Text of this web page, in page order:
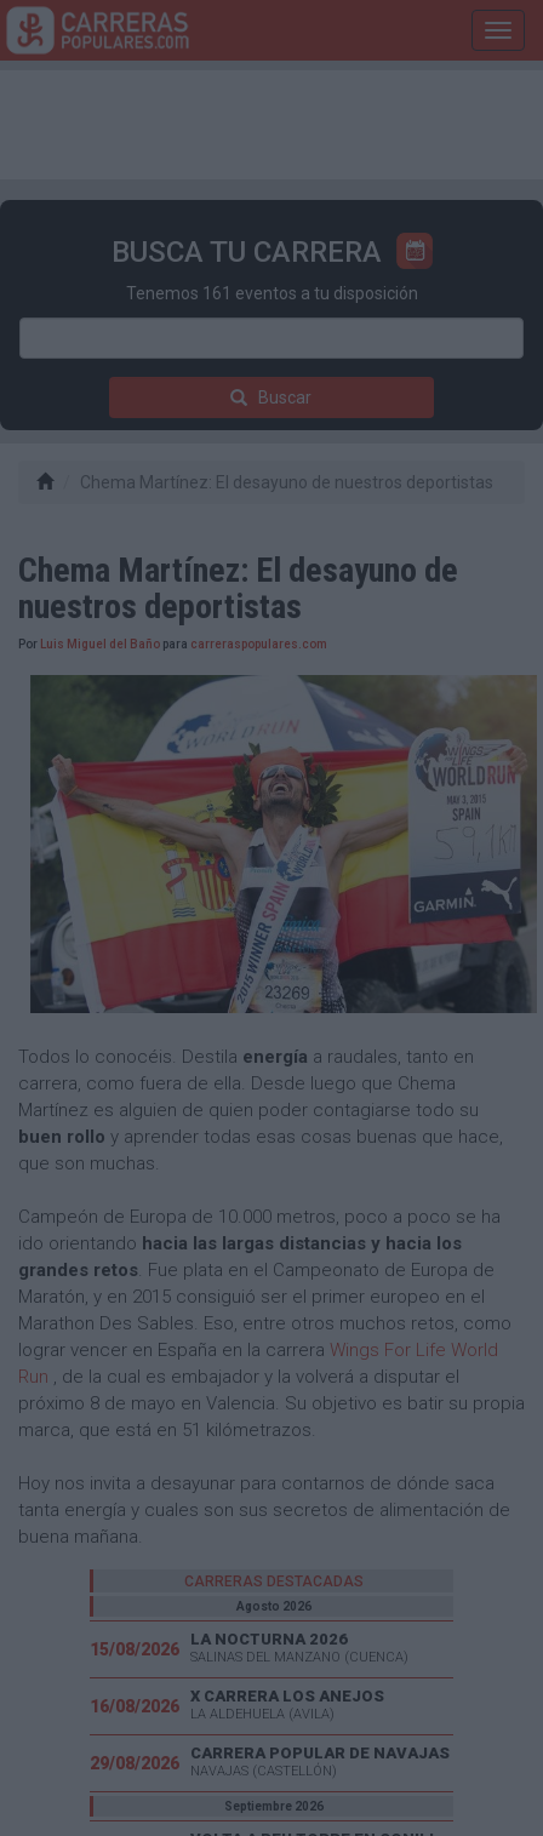
BUSCA TU CARRERA
Tenemos 161 eventos a tu disposición
Buscar
Chema Martínez: El desayuno de nuestros deportistas
Chema Martínez: El desayuno de
nuestros deportistas
Por Luis Miguel del Baño para carreraspopulares.com
Todos lo conocéis. Destila energía a raudales, tanto en
carrera, como fuera de ella. Desde luego que Chema
Martínez es alguien de quien poder contagiarse todo su
buen rollo y aprender todas esas cosas buenas que hace,
que son muchas.
Campeón de Europa de 10.000 metros, poco a poco se ha
ido orientando hacia las largas distancias y hacia los
grandes retos. Fue plata en el Campeonato de Europa de
Maratón, y en 2015 consiguió ser el primer europeo en el
Marathon Des Sables. Eso, entre otros muchos retos, como
lograr vencer en España en la carrera Wings For Life World
Run , de la cual es embajador y la volverá a disputar el
próximo 8 de mayo en Valencia. Su objetivo es batir su propia
marca, que está en 51 kilómetrazos.
Hoy nos invita a desayunar para contarnos de dónde saca
tanta energía y cuales son sus secretos de alimentación de
buena mañana.
CARRERAS DESTACADAS
Agosto 2026
15/08/2026
LA NOCTURNA 2026
SALINAS DEL MANZANO (CUENCA)
16/08/2026
X CARRERA LOS ANEJOS
LA ALDEHUELA (AVILA)
29/08/2026
CARRERA POPULAR DE NAVAJAS
NAVAJAS (CASTELLÓN)
Septiembre 2026